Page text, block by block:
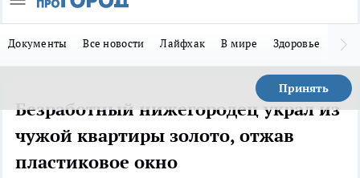
Документы Все новости Лайфхак В мире Здоровье
Принять
Безработный нижегородец украл из
чужой квартиры золото, отжав
пластиковое окно